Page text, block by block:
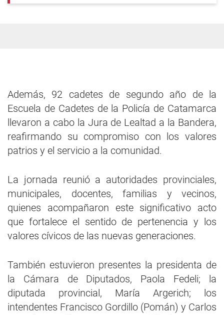
Además, 92 cadetes de segundo año de la
Escuela de Cadetes de la Policía de Catamarca
llevaron a cabo la Jura de Lealtad a la Bandera,
reafirmando su compromiso con los valores
patrios y el servicio a la comunidad.
La jornada reunió a autoridades provinciales,
municipales, docentes, familias y vecinos,
quienes acompañaron este significativo acto
que fortalece el sentido de pertenencia y los
valores cívicos de las nuevas generaciones.
También estuvieron presentes la presidenta de
la Cámara de Diputados, Paola Fedeli; la
diputada provincial, María Argerich; los
intendentes Francisco Gordillo (Pomán) y Carlos